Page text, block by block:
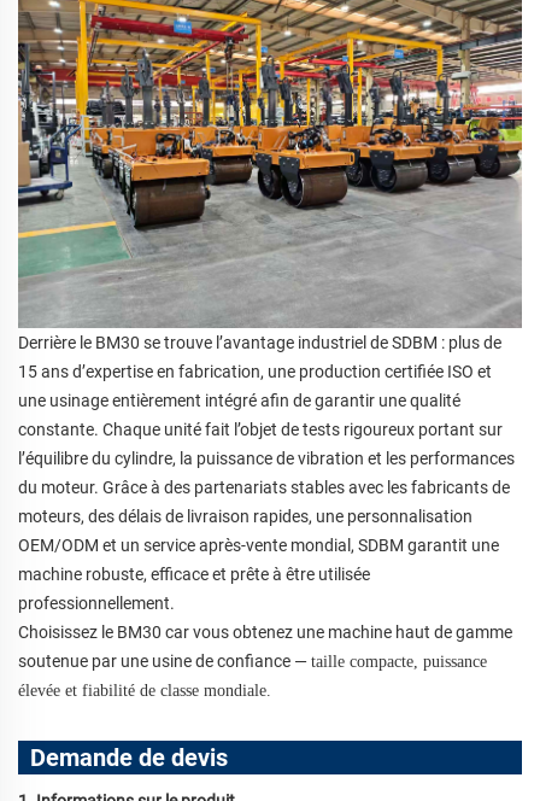
Derrière le BM30 se trouve l’avantage industriel de SDBM : plus de
15 ans d’expertise en fabrication, une production certifiée ISO et
une usinage entièrement intégré afin de garantir une qualité
constante. Chaque unité fait l’objet de tests rigoureux portant sur
l’équilibre du cylindre, la puissance de vibration et les performances
du moteur. Grâce à des partenariats stables avec les fabricants de
moteurs, des délais de livraison rapides, une personnalisation
OEM/ODM et un service après-vente mondial, SDBM garantit une
machine robuste, efficace et prête à être utilisée
professionnellement.
Choisissez le BM30 car vous obtenez une machine haut de gamme
soutenue par une usine de confiance — taille compacte, puissance
élevée et fiabilité de classe mondiale.
Demande de devis